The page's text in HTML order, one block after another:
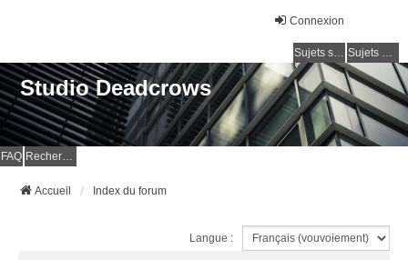
Connexion
Sujets sans réponse Sujets actifs
Studio Deadcrows
FAQ Rechercher
Accueil Index du forum
Langue :